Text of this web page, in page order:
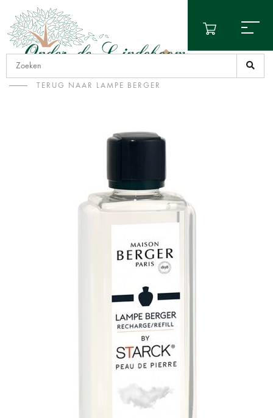
TERUG NAAR LAMPE BERGER